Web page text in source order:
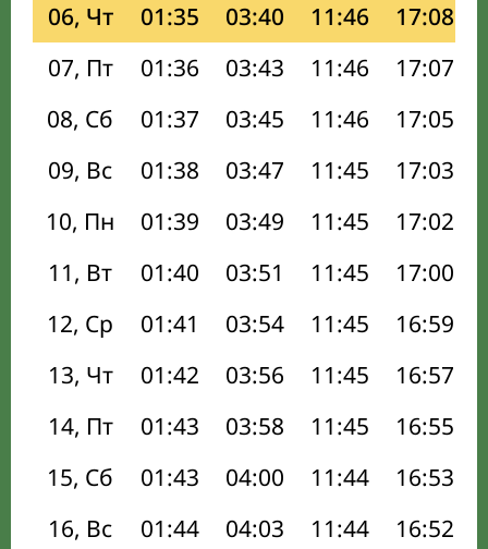
06, Чт
01:35 03:40 11:46 17:08
07, Пт
01:36 03:43 11:46 17:07
08, Сб
01:37 03:45 11:46 17:05
09, Вс
01:38 03:47 11:45 17:03
10, Пн
01:39 03:49 11:45 17:02
11, Вт
01:40 03:51 11:45 17:00
12, Ср
01:41 03:54 11:45 16:59
13, Чт
01:42 03:56 11:45 16:57
14, Пт
01:43 03:58 11:45 16:55
15, Сб
01:43 04:00 11:44 16:53
16, Вс
01:44 04:03 11:44 16:52